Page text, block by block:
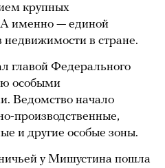
крупных
А именно — единой
недвижимости в стране.
главой Федерального
особыми
Ведомство начало
производственные,
и другие особые зоны.
у Мишустина пошла